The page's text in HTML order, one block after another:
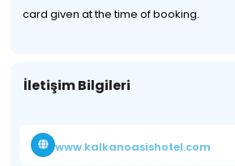
card given at the time of booking.
İletişim Bilgileri
www.kalkanoasishotel.com